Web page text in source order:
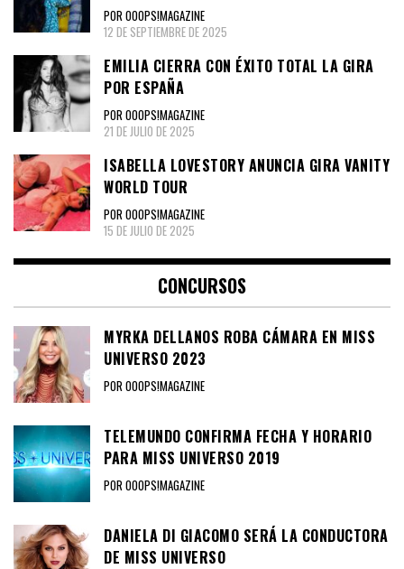
POR OOOPS!MAGAZINE
12 DE SEPTIEMBRE DE 2025
EMILIA CIERRA CON ÉXITO TOTAL LA GIRA
POR ESPAÑA
POR OOOPS!MAGAZINE
21 DE JULIO DE 2025
ISABELLA LOVESTORY ANUNCIA GIRA VANITY
WORLD TOUR
POR OOOPS!MAGAZINE
15 DE JULIO DE 2025
CONCURSOS
MYRKA DELLANOS ROBA CÁMARA EN MISS
UNIVERSO 2023
POR OOOPS!MAGAZINE
TELEMUNDO CONFIRMA FECHA Y HORARIO
PARA MISS UNIVERSO 2019
POR OOOPS!MAGAZINE
DANIELA DI GIACOMO SERÁ LA CONDUCTORA
DE MISS UNIVERSO